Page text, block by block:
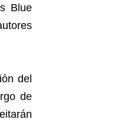
Blue
del
de